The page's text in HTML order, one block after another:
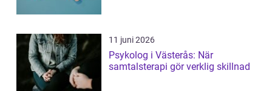
11 juni 2026
Psykolog i Västerås: När
samtalsterapi gör verklig skillnad